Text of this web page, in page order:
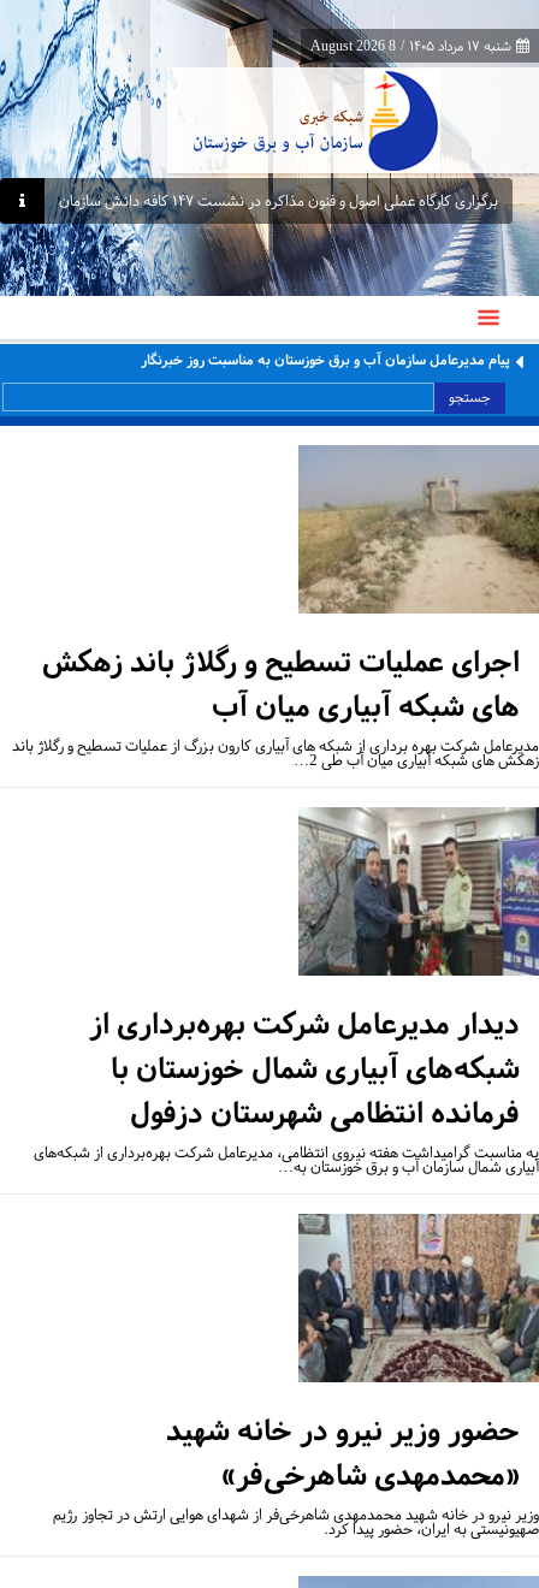
شنبه ۱۷ مرداد ۱۴۰۵ /
8 August 2026
برگزاری کارگاه عملی اصول و فنون مذاکره در نشست ۱۴۷ کافه دانش سازمان
پیام مدیرعامل سازمان آب و برق خوزستان به مناسبت روز خبرنگار
جستجو
اجرای عملیات تسطیح و رگلاژ باند زهکش
های شبکه آبیاری میان آب
شرکت بهره برداری از شبکه های آبیاری کارون بزرگ از عملیات تسطیح و رگلاژ باند
های شبکه آبیاری میان آب طی 2…
دیدار مدیرعامل شرکت بهره‌برداری از
شبکه‌های آبیاری شمال خوزستان با
فرمانده انتظامی شهرستان دزفول
مناسبت گرامیداشت هفته نیروی انتظامی، مدیرعامل شرکت بهره‌برداری از شبکه‌های
شمال سازمان آب و برق خوزستان به…
حضور وزیر نیرو در خانه شهید
«محمدمهدی شاهرخی‌فر»
نیرو در خانه شهید محمدمهدی شاهرخی‌فر از شهدای هوایی ارتش در تجاوز رژیم
به ایران، حضور پیدا کرد.